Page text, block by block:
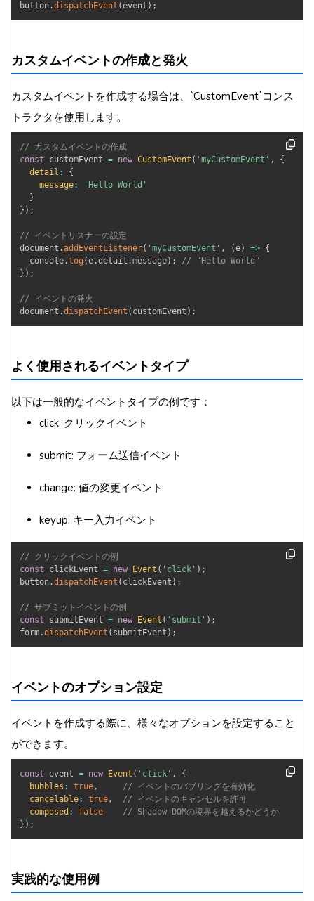
button .dispatchEvent (event ) ;
カスタムイベントの作成と発火
カスタムイベントを作成する場合は、`CustomEvent`コンス
トラクタを使用します。
// カスタムイベントの作成
const customEvent = new CustomEvent ( 'myCustomEvent' ,
{
detail :
{
message :
'Hello World'
}
} ) ;
// イベントリスナーの設定
document .addEventListener( 'myCustomEvent' , (e) => {
  console
. log (e .detail .message) ;
// "Hello World"
} ) ;
// イベントの発火
document .dispatchEvent ( customEvent ) ;
よく使用されるイベントタイプ
以下は一般的なイベントタイプの例です：
click: クリックイベント
submit: フォーム送信イベント
change: 値の変更イベント
keyup: キー入力イベント
// クリックイベントの例
const clickEvent = new Event ( 'click' ) ;
button .dispatchEvent ( clickEvent ) ;
// サブミットイベントの例
const submitEvent = new Event ( 'submit' ) ;
form .dispatchEvent ( submitEvent ) ;
イベントのオプション設定
イベントを作成する際に、様々なオプションを設定すること
ができます。
const event = new Event ( 'click' ,
{
bubbles : true,
// イベントのバブリングを有効化
cancelable : true,
// イベントのキャンセルを許可
composed : false
// Shadow DOMの境界を越えるかどうか
} ) ;
実践的な使用例